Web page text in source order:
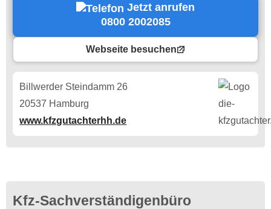
Jetzt anrufen
0800 2002085
Webseite besuchen
Billwerder Steindamm 26
20537 Hamburg
www.kfzgutachterhh.de
Kfz-Sachverständigenbüro